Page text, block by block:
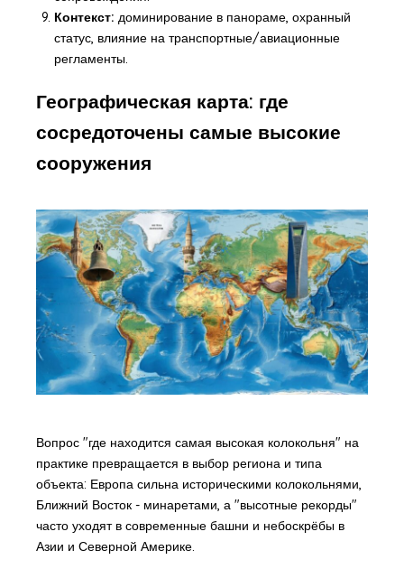
Контекст: доминирование в панораме, охранный
статус, влияние на транспортные/авиационные
регламенты.
Географическая карта: где
сосредоточены самые высокие
сооружения
Вопрос "где находится самая высокая колокольня" на
практике превращается в выбор региона и типа
объекта: Европа сильна историческими колокольнями,
Ближний Восток - минаретами, а "высотные рекорды"
часто уходят в современные башни и небоскрёбы в
Азии и Северной Америке.